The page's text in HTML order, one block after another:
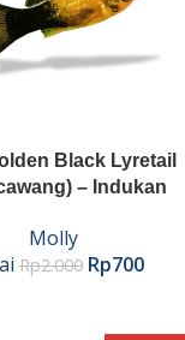
Black Lyretail
– Indukan
Molly
Rp2.000 Rp700